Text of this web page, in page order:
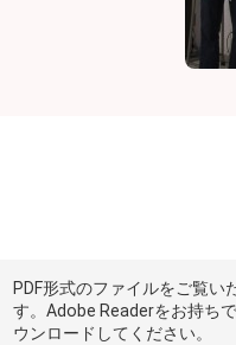
PDF形式のファイルをご覧
す。Adobe Readerをお持ち
ウンロードしてください。